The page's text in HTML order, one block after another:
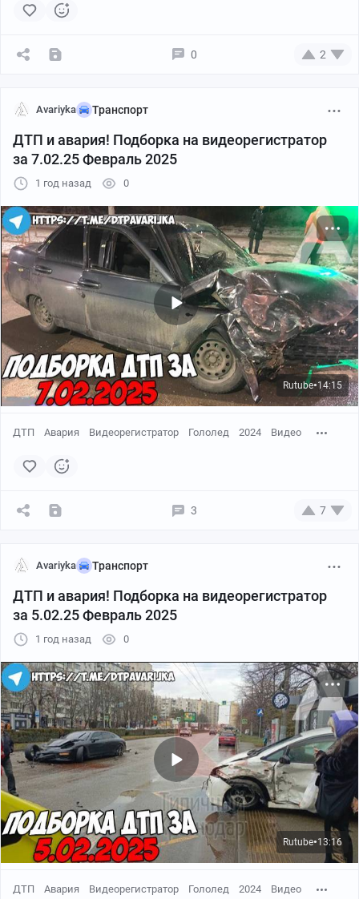
0 2
Avariyka Транспорт
ДТП и авария! Подборка на видеорегистратор
за 7.02.25 Февраль 2025
1 год назад 0
Rutube● 14:15
ДТП Авария Видеорегистратор Гололед 2024 Видео
3 7
Avariyka Транспорт
ДТП и авария! Подборка на видеорегистратор
за 5.02.25 Февраль 2025
1 год назад 0
Rutube● 13:16
ДТП Авария Видеорегистратор Гололед 2024 Видео